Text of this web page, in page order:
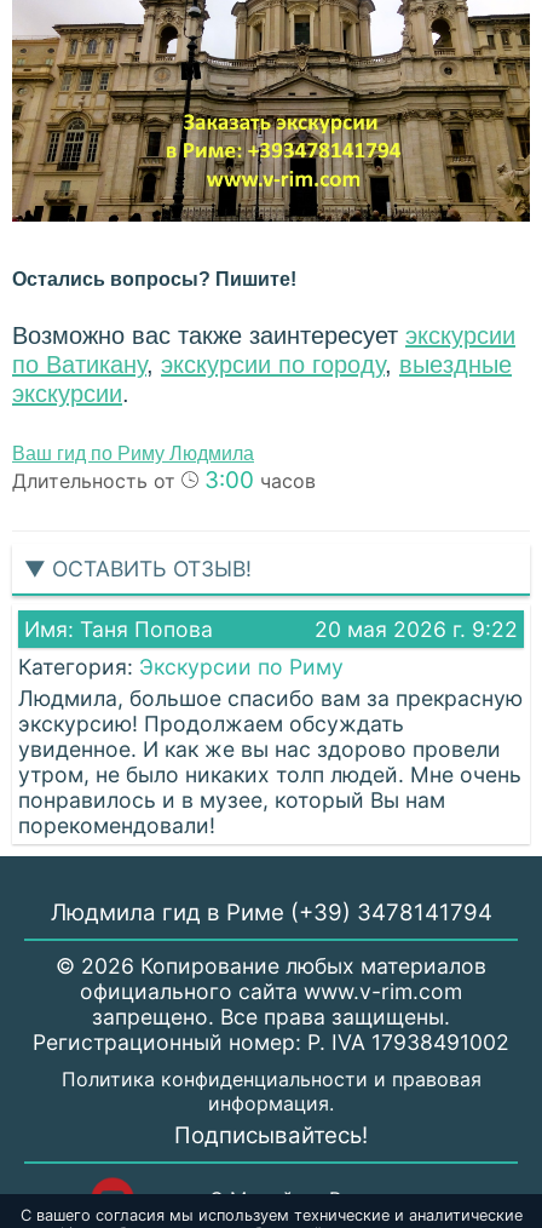
С вашего согласия мы используем технические и аналитические
Остались вопросы? Пишите!
Возможно вас также заинтересует экскурсии
по Ватикану, экскурсии по городу, выездные
экскурсии.
Ваш гид по Риму Людмила
Длительность от 3:00 часов
▼ ОСТАВИТЬ ОТЗЫВ!
20 мая 2026 г. 9:22
Имя: Таня Попова
Категория: Экскурсии по Риму
Людмила, большое спасибо вам за прекрасную
экскурсию! Продолжаем обсуждать
увиденное. И как же вы нас здорово провели
утром, не было никаких толп людей. Мне очень
понравилось и в музее, который Вы нам
порекомендовали!
Людмила гид в Риме (+39) 3478141794
© 2026 Копирование любых материалов
официального сайта www.v-rim.com
запрещено. Все права защищены.
Регистрационный номер: P. IVA 17938491002
Политика конфиденциальности и правовая
информация.
Подписывайтесь!
С Милой по Риму